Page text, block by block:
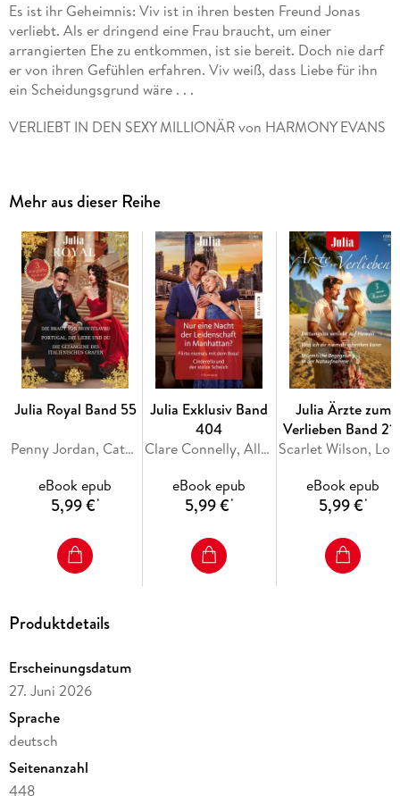
Es ist ihr Geheimnis: Viv ist in ihren besten Freund Jonas
verliebt. Als er dringend eine Frau braucht, um einer
arrangierten Ehe zu entkommen, ist sie bereit. Doch nie darf
er von ihren Gefühlen erfahren. Viv weiß, dass Liebe für ihn
ein Scheidungsgrund wäre . . .
VERLIEBT IN DEN SEXY MILLIONÄR von HARMONY EVANS
hilft ihr der smarte Selfmade-Millionär Trent Waterson. Doch
bestimmt nicht verlieben!
VERLANGEN GEGEN ALLE VERNUNFT von REESE RYAN
Um sein falsches Rüpel-Image loszuwerden, würde Football-
Spieler Nate Johnston alles tun. Aber muss sein Agent
ausgerechnet PR-Spezialistin Kendra für ihn engagieren? Die
Frau, die einst seinen Heiratsantrag abgelehnt hat - und ihn
Mehr aus dieser Reihe
Julia Royal Band 55
Penny Jordan, Catherine George, Sara Craven
eBook epub
5,99 €*
Julia Exklusiv Band
404
Clare Connelly, Ally Blake, Maya Blake
eBook epub
5,99 €*
Julia Ärzte zum
Verlieben Band
eBook epub
5,99 €*
Produktdetails
Erscheinungsdatum
27. Juni 2026
Sprache
deutsch
Seitenanzahl
448